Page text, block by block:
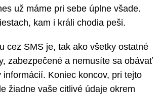
už máme pri sebe úplne všade.
kam i králi chodia peši.
cez SMS je, tak ako všetky ostatné
zabezpečené a nemusíte sa obávať
informácií. Koniec koncov, pri tejto
žiadne vaše citlivé údaje okrem